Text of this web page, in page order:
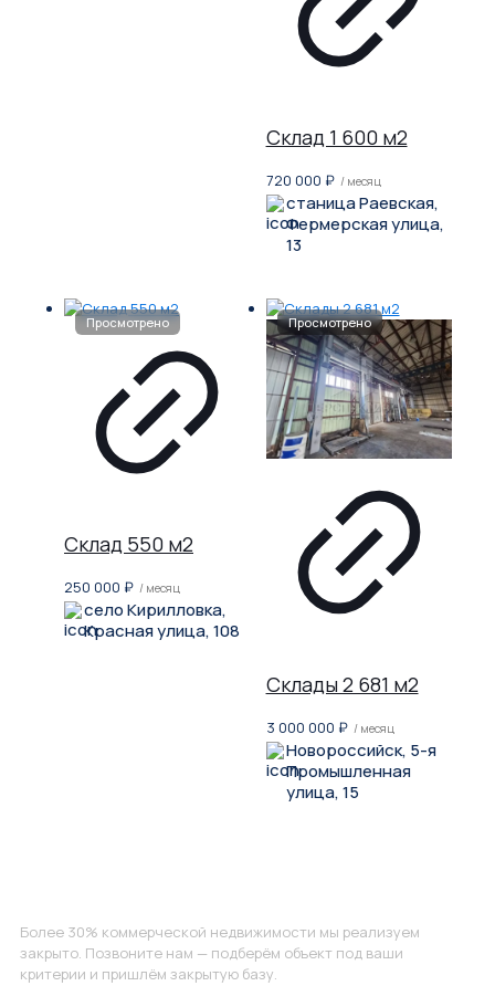
Склад 1 600 м2
720 000 ₽ / месяц
станица Раевская,
Фермерская улица,
13
Склад 550 м2
250 000 ₽ / месяц
село Кирилловка,
Красная улица, 108
Склады 2 681 м2
3 000 000 ₽ / месяц
Новороссийск, 5-я
Промышленная
улица, 15
Более 30% коммерческой недвижимости мы реализуем
закрыто. Позвоните нам — подберём объект под ваши
критерии и пришлём закрытую базу.